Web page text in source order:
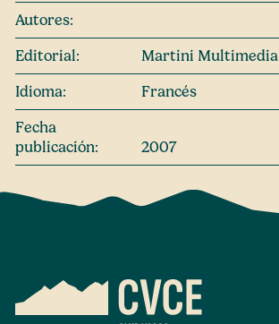
Autores:
Editorial:
Martini Multimedia
Idioma:
Francés
Fecha
publicación:
2007